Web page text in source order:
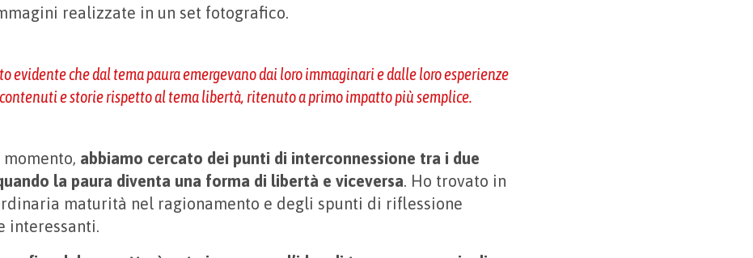
realizzate in un set fotografico.
evidente che dal tema paura emergevano dai loro immaginari e dalle loro esperienze
e storie rispetto al tema libertà, ritenuto a primo impatto più semplice.
momento, abbiamo cercato dei punti di interconnessione tra i due
la paura diventa una forma di libertà e viceversa. Ho trovato in
maturità nel ragiona­mento e degli spunti di riflessione
interessanti.